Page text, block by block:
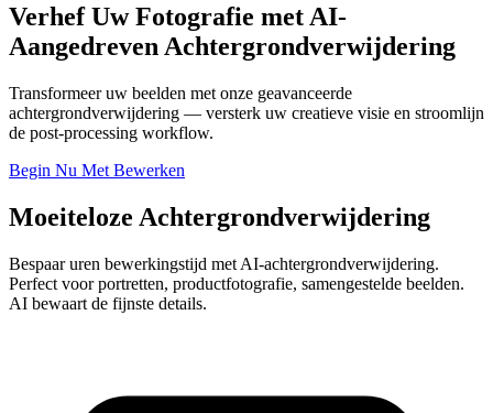
Verhef Uw Fotografie met AI-
Aangedreven Achtergrondverwijdering
Transformeer uw beelden met onze geavanceerde
achtergrondverwijdering — versterk uw creatieve visie en stroomlijn
de post-processing workflow.
Begin Nu Met Bewerken
Moeiteloze Achtergrondverwijdering
Bespaar uren bewerkingstijd met AI-achtergrondverwijdering.
Perfect voor portretten, productfotografie, samengestelde beelden.
AI bewaart de fijnste details.